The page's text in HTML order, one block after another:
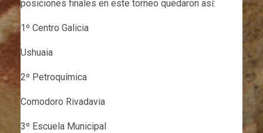
posiciones finales en este torneo quedaron así:
1º Centro Galicia
Ushuaia
2º Petroquímica
Comodoro Rivadavia
3º Escuela Municipal